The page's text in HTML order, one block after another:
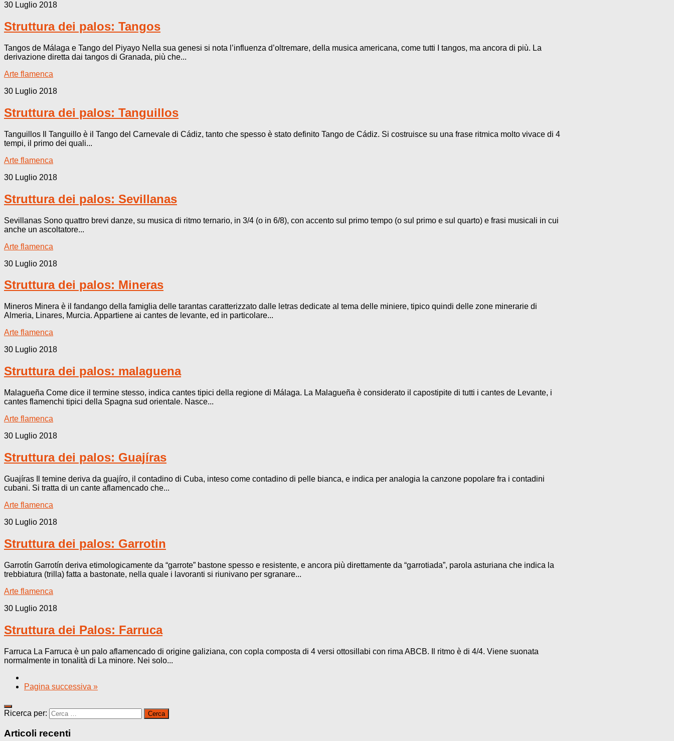
30 Luglio 2018
Struttura dei palos: Tangos
Tangos de Málaga e Tango del Piyayo Nella sua genesi si nota l’influenza d’oltremare, della musica americana, come tutti I tangos, ma ancora di più. La
derivazione diretta dai tangos di Granada, più che...
Arte flamenca
30 Luglio 2018
Struttura dei palos: Tanguillos
Tanguillos Il Tanguillo è il Tango del Carnevale di Cádiz, tanto che spesso è stato definito Tango de Cádiz. Si costruisce su una frase ritmica molto vivace di 4
tempi, il primo dei quali...
Arte flamenca
30 Luglio 2018
Struttura dei palos: Sevillanas
Sevillanas Sono quattro brevi danze, su musica di ritmo ternario, in 3/4 (o in 6/8), con accento sul primo tempo (o sul primo e sul quarto) e frasi musicali in cui
anche un ascoltatore...
Arte flamenca
30 Luglio 2018
Struttura dei palos: Mineras
Mineros Minera è il fandango della famiglia delle tarantas caratterizzato dalle letras dedicate al tema delle miniere, tipico quindi delle zone minerarie di
Almeria, Linares, Murcia. Appartiene ai cantes de levante, ed in particolare...
Arte flamenca
30 Luglio 2018
Struttura dei palos: malaguena
Malagueña Come dice il termine stesso, indica cantes tipici della regione di Málaga. La Malagueña è considerato il capostipite di tutti i cantes de Levante, i
cantes flamenchi tipici della Spagna sud orientale. Nasce...
Arte flamenca
30 Luglio 2018
Struttura dei palos: Guajíras
Guajíras Il temine deriva da guajíro, il contadino di Cuba, inteso come contadino di pelle bianca, e indica per analogia la canzone popolare fra i contadini
cubani. Si tratta di un cante aflamencado che...
Arte flamenca
30 Luglio 2018
Struttura dei palos: Garrotin
Garrotín Garrotín deriva etimologicamente da “garrote” bastone spesso e resistente, e ancora più direttamente da “garrotiada”, parola asturiana che indica la
trebbiatura (trilla) fatta a bastonate, nella quale i lavoranti si riunivano per sgranare...
Arte flamenca
30 Luglio 2018
Struttura dei Palos: Farruca
Farruca La Farruca è un palo aflamencado di origine galiziana, con copla composta di 4 versi ottosillabi con rima ABCB. Il ritmo è di 4/4. Viene suonata
normalmente in tonalità di La minore. Nei solo...
Pagina successiva »
Ricerca per:
Articoli recenti